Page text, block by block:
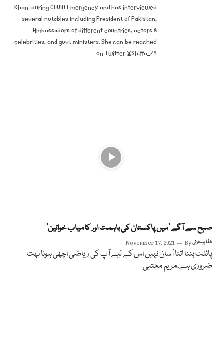
Khan, during COVID Emergency and has interviewed
several notables including President of Pakistan,
Ambassadors of different countries, actors &
celebrities, and govt ministers. She can be reached
on Twitter @Shiffa_ZY
صبح سے آگے ‘میں پاکستان کی باہمت اور کامیاب خواتین’
November 17, 2021 Byشفّا یوسفزئی
پائلٹ بننا اتنا آسان نہیں اس کے لیے آپ کی ریاضی اچھی ہونا بہت
ضروری ہے،مریم مجتبٰی